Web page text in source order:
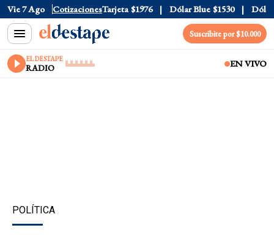
Vie 7 Ago Cotizaciones
$1520 Dólar Tarjeta $1976 Dólar Blue $1530 Dólar
Suscribite por $10.000
EL DESTAPE
RADIO EN VIVO
POLÍTICA